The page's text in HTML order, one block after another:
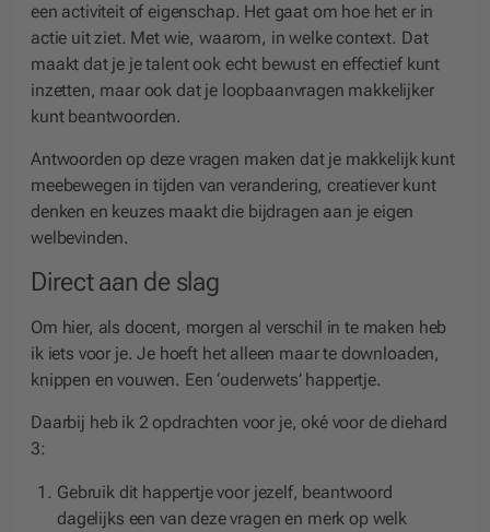
een activiteit of eigenschap. Het gaat om hoe het er in
actie uit ziet. Met wie, waarom, in welke context. Dat
maakt dat je je talent ook echt bewust en effectief kunt
inzetten, maar ook dat je loopbaanvragen makkelijker
kunt beantwoorden.
Antwoorden op deze vragen maken dat je makkelijk kunt
meebewegen in tijden van verandering, creatiever kunt
denken en keuzes maakt die bijdragen aan je eigen
welbevinden.
Direct aan de slag
Om hier, als docent, morgen al verschil in te maken heb
ik iets voor je. Je hoeft het alleen maar te downloaden,
knippen en vouwen. Een ‘ouderwets’ happertje.
Daarbij heb ik 2 opdrachten voor je, oké voor de diehard
3:
Gebruik dit happertje voor jezelf, beantwoord
dagelijks een van deze vragen en merk op welk